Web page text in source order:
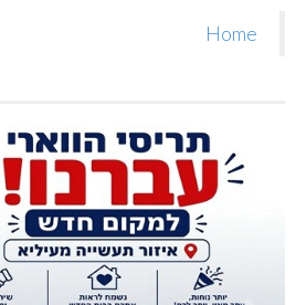
סדנת גיבון-גבינות.
במשתלת-תלתן אפשר לקנות צמחי-
hilchoo@gmail.com
Home